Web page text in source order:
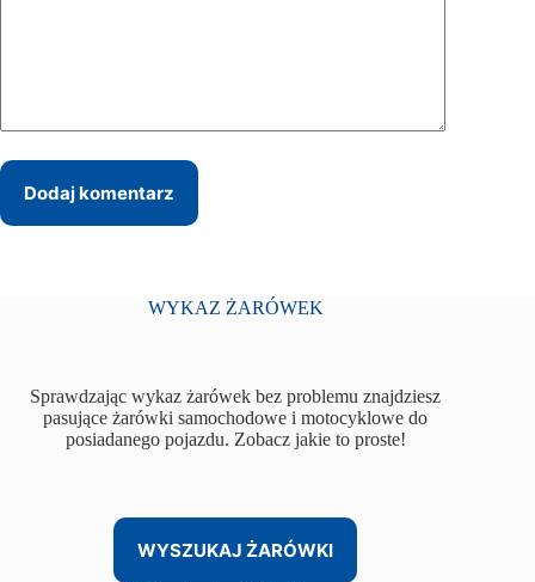
Dodaj komentarz
WYKAZ ŻARÓWEK
Sprawdzając wykaz żarówek bez problemu znajdziesz
pasujące żarówki samochodowe i motocyklowe do
posiadanego pojazdu. Zobacz jakie to proste!
WYSZUKAJ ŻARÓWKI